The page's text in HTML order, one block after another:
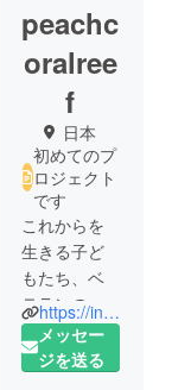
peachc
oralree
f
日本
初めてのプ
ロジェクト
です
これからを
生きる子ど
もたち、ベ
テランの
方々にいき
がいを持っ
https://instagram.com/peachcoralreef?r=nametag
メッセー
ジを送る